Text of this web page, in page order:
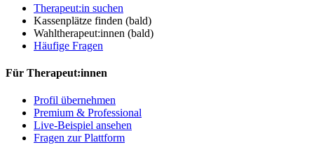
Therapeut:in suchen
Kassenplätze finden (bald)
Wahltherapeut:innen (bald)
Häufige Fragen
Für Therapeut:innen
Profil übernehmen
Premium & Professional
Live-Beispiel ansehen
Fragen zur Plattform